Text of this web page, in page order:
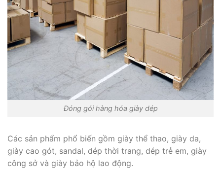
Đóng gói hàng hóa giày dép
Các sản phẩm phổ biến gồm giày thể thao, giày da,
giày cao gót, sandal, dép thời trang, dép trẻ em, giày
công sở và giày bảo hộ lao động.